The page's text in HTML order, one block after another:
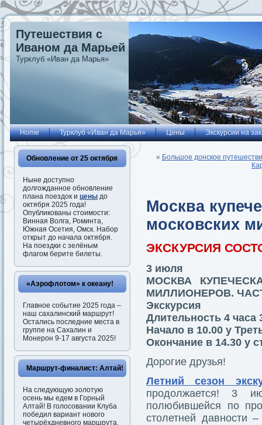
Путешествия с
Иваном да Марьей
Турклуб «Иван да Марья»
Home Турклуб «Иван да Марья» Цены Экскурсии на
Обновление от 25 октября
Ныне доступно
долгожданное обновление
плана поездок и цены до
октября 2025 года!
Опубликованы стоимости:
Винная Волга, Роминта,
Южная Осетия, Омск. Набор
открыт до начала октября.
На поездки с зелёным
флагом берите билеты.
«Аэрофлотом» к океану!
Главное событие 2025 года –
наш сахалинский маршрут!
Остались последние места в
группе на Сахалин и
Монерон 9-17 августа 2025!
Маршрут-финалист: Алтай!
На следующую золотую
осень мы едем в Горный
Алтай! В голосовании Клуба
победил вариант нового
четырёхдневного маршрута.
« Большое донское
Москва
московских
ЭКСКУРСИЯ
3 июля
МОСКВА
МИЛЛИОНЕРОВ.
Экскурсия
Длительность 4 часа
Начало в 10.00 у
Окончание в 14.30 у
Дорогие друзья!
Летний сезон
продолжается! 3
полюбившейся по
столетней давности